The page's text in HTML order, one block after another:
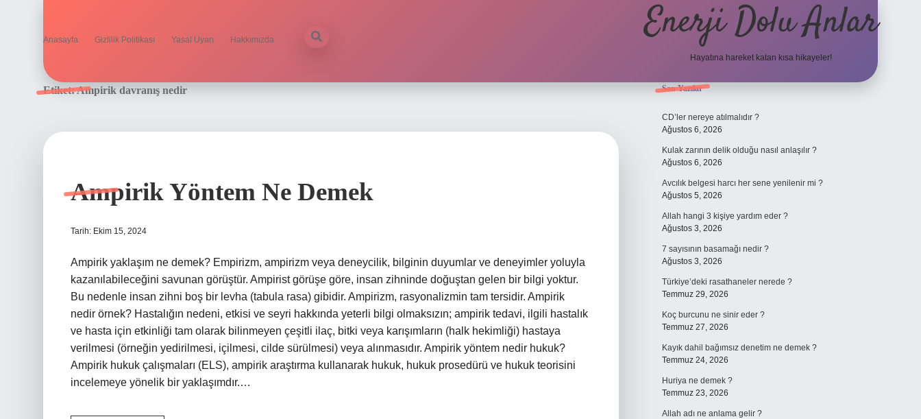
Anasayfa Gizlilik Politikası Yasal Uyarı Hakkımızda Enerji Dolu Anlar
Hayatına hareket katan kısa hikayeler!
Etiket:Ampirik davranış nedir
Ampirik Yöntem Ne Demek
Tarih: Ekim 15, 2024
Ampirik yaklaşım ne demek? Empirizm, ampirizm veya deneycilik, bilginin duyumlar ve deneyimler yoluyla
kazanılabileceğini savunan görüştür. Ampirist görüşe göre, insan zihninde doğuştan gelen bir bilgi yoktur.
Bu nedenle insan zihni boş bir levha (tabula rasa) gibidir. Ampirizm, rasyonalizmin tam tersidir. Ampirik
nedir örnek? Hastalığın nedeni, etkisi ve seyri hakkında yeterli bilgi olmaksızın; ampirik tedavi, ilgili hastalık
ve hasta için etkinliği tam olarak bilinmeyen çeşitli ilaç, bitki veya karışımların (halk hekimliği) hastaya
verilmesi (örneğin yedirilmesi, içilmesi, cilde sürülmesi) veya alınmasıdır. Ampirik yöntem nedir hukuk?
Ampirik hukuk çalışmaları (ELS), ampirik araştırma kullanarak hukuk, hukuk prosedürü ve hukuk teorisini
incelemeye yönelik bir yaklaşımdır.…
Sidebar
Son Yazılar
CD’ler nereye atılmalıdır ?
Ağustos 6, 2026
Kulak zarının delik olduğu nasıl anlaşılır ?
Ağustos 6, 2026
Avcılık belgesi harcı her sene yenilenir mi ?
Ağustos 5, 2026
Allah hangi 3 kişiye yardım eder ?
Ağustos 3, 2026
7 sayısının basamağı nedir ?
Ağustos 3, 2026
Türkiye’deki rasathaneler nerede ?
Temmuz 29, 2026
Koç burcunu ne sinir eder ?
Temmuz 27, 2026
Kayık dahil bağımsız denetim ne demek ?
Temmuz 24, 2026
Huriya ne demek ?
Temmuz 23, 2026
Allah adı ne anlama gelir ?